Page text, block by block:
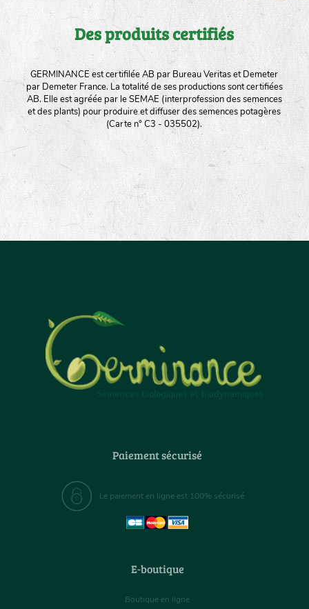
Des produits certifiés
GERMINANCE est certifilée AB par Bureau Veritas et Demeter
par Demeter France. La totalité de ses productions sont certifiées
AB. Elle est agréée par le SEMAE (interprofession des semences
et des plants) pour produire et diffuser des semences potagères
(Carte n° C3 - 035502).
Paiement sécurisé
Le paiement en ligne est 100% sécurisé
E-boutique
Boutique en ligne